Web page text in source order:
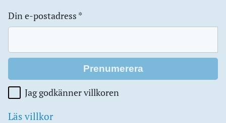
Din e-postadress *
Jag godkänner villkoren
Läs villkor